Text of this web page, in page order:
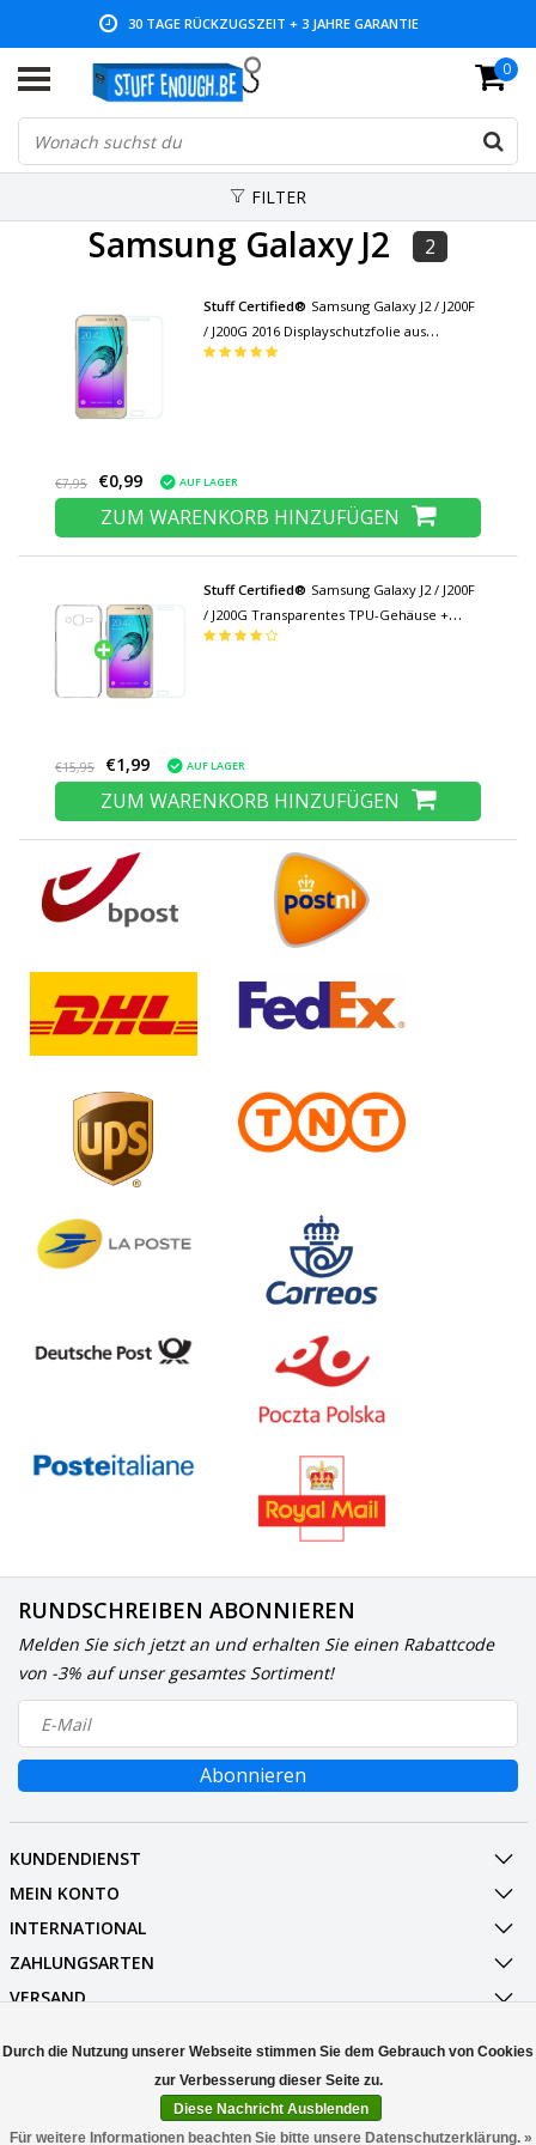
30 TAGE RÜCKZUGSZEIT + 3 JAHRE GARANTIE
NIEDRIGE PREISE UND GROSSE AUSWAHL 0
FILTER
Samsung Galaxy J2 2
Stuff Certified® Samsung Galaxy J2 / J200F
/ J200G 2016 Displayschutzfolie aus
gehärtetem Glas Filmglas aus gehärtetem
€7,95 €0,99 AUF LAGER
ZUM WARENKORB HINZUFÜGEN
Stuff Certified® Samsung Galaxy J2 / J200F
/ J200G Transparentes TPU-Gehäuse +
Displayschutzfolie aus gehärtetem Glas
€15,95 €1,99 AUF LAGER
ZUM WARENKORB HINZUFÜGEN
RUNDSCHREIBEN ABONNIEREN
Melden Sie sich jetzt an und erhalten Sie einen Rabattcode
von -3% auf unser gesamtes Sortiment!
Abonnieren
KUNDENDIENST
MEIN KONTO
INTERNATIONAL
ZAHLUNGSARTEN
VERSAND
© Copyright 2026 Stuff Enough.be
Durch die Nutzung unserer Webseite stimmen Sie dem Gebrauch von Cookies
zur Verbesserung dieser Seite zu.
Diese Nachricht Ausblenden
Für weitere Informationen beachten Sie bitte unsere Datenschutzerklärung. »